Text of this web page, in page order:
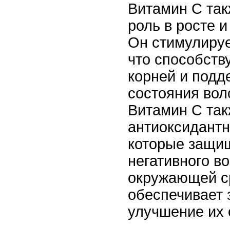
Витамин С
роль в росте
Он
что
корней и
состояния
Витамин С
которые
негативного
окружающей
обеспечивает
улучшение их